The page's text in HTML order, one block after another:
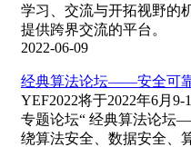
学习、交流与开拓视野的
提供跨界交流的平台。
2022-06-09
经典算法论坛——安全可
YEF2022将于2022年6月
专题论坛“ 经典算法论坛
绕算法安全、数据安全、